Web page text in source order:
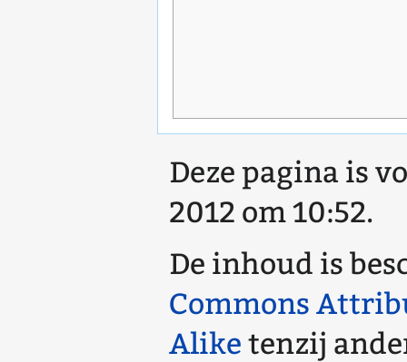
Deze pagina is
2012 om 10:52.
De inhoud is
Commons
Alike tenzij